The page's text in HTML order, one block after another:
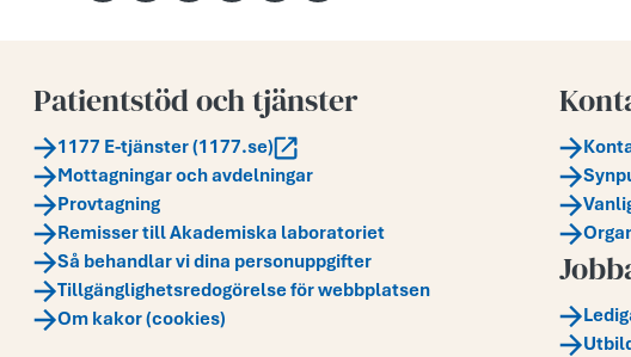
Patientstöd och tjänster
1177 E-tjänster (1177.se)
Mottagningar och avdelningar
Provtagning
Remisser till Akademiska laboratoriet
Så behandlar vi dina personuppgifter
Tillgänglighetsredogörelse för webbplatsen
Om kakor (cookies)